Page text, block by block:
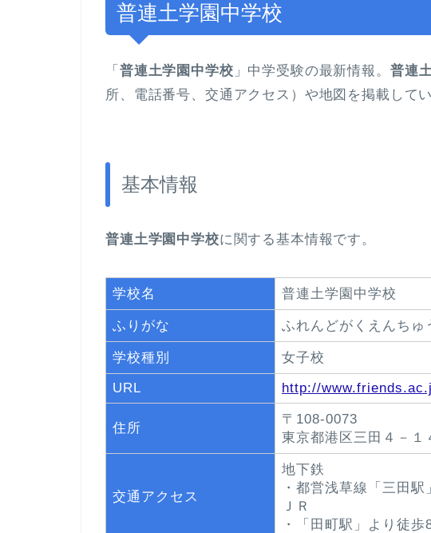
普連土学園中学校
「 普連土学園中学校 」中学受験の最新情報。 普連
所、電話番号、交通アクセス）や地図を掲載してい
基本情報
普連土学園中学校に関する基本情報です。
学校名 普連土学園中学校
ふりがな ふれんどがくえんちゅ
学校種別
女子校
URL
http://
住所
〒108-0073
東京都港区三田４－１
交通アクセス
地下鉄
・都営浅草線「三田
ＪＲ
・「田町駅」より徒歩